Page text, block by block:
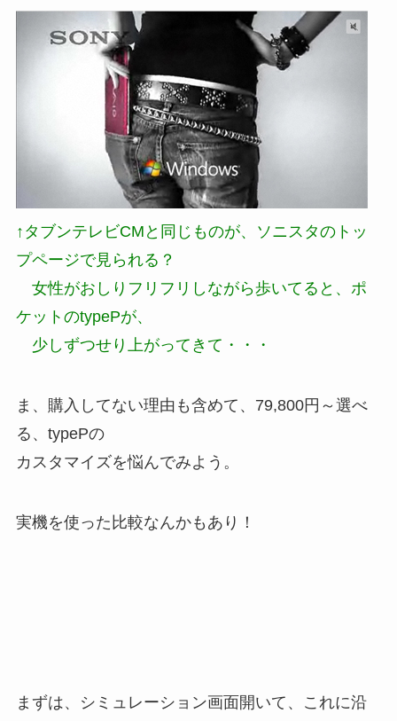
↑タブンテレビCMと同じものが、
ソニスタのトッ
プページで見られる？
女性がおしりフリフリしながら歩いてると、ポ
ケットのtypePが、
少しずつせり上がってきて・・・
ま、購入してない理由も含めて、79,800円～選べ
る、typePの
カスタマイズを悩んでみよう。
実機を使った比較なんかもあり！
まずは、シミュレーション画面開いて、これに沿